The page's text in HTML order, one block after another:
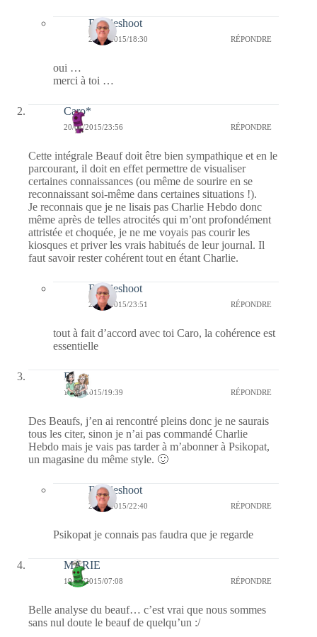
Bernieshoot
25/01/2015/18:30 RÉPONDRE
oui …
merci à toi …
Caro*
20/01/2015/23:56 RÉPONDRE
Cette intégrale Beauf doit être bien sympathique et en le
parcourant, il doit en effet permettre de visualiser
certaines connaissances (ou même de sourire en se
reconnaissant soi-même dans certaines situations !).
Je reconnais que je ne lisais pas Charlie Hebdo donc
même après de telles atrocités qui m’ont profondément
attristée et choquée, je ne me voyais pas courir les
kiosques et priver les vrais habitués de leur journal. Il
faut savoir rester cohérent tout en étant Charlie.
Bernieshoot
21/01/2015/23:51 RÉPONDRE
tout à fait d’accord avec toi Caro, la cohérence est
essentielle
Floria
19/01/2015/19:39 RÉPONDRE
Des Beaufs, j’en ai rencontré pleins donc je ne saurais
tous les citer, sinon je n’ai pas commandé Charlie
Hebdo mais je vais pas tarder à m’abonner à Psikopat,
un magasine du même style. 🙂
Bernieshoot
20/01/2015/22:40 RÉPONDRE
Psikopat je connais pas faudra que je regarde
MARIE
19/01/2015/07:08 RÉPONDRE
Belle analyse du beauf… c’est vrai que nous sommes
sans nul doute le beauf de quelqu’un :/